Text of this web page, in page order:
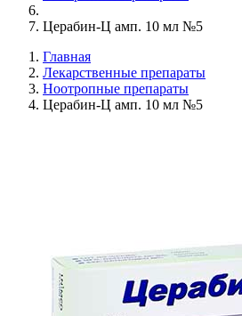
Церабин-Ц амп. 10 мл №5
Главная
Лекарственные препараты
Ноотропные препараты
Церабин-Ц амп. 10 мл №5